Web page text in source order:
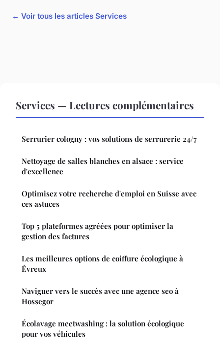
← Voir tous les articles Services
Services — Lectures complémentaires
Serrurier cologny : vos solutions de serrurerie 24/7
Nettoyage de salles blanches en alsace : service
d'excellence
Optimisez votre recherche d'emploi en Suisse avec
ces astuces
Top 5 plateformes agréées pour optimiser la
gestion des factures
Les meilleures options de coiffure écologique à
Évreux
Naviguer vers le succès avec une agence seo à
Hossegor
Écolavage meetwashing : la solution écologique
pour vos véhicules